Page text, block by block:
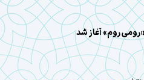
روم» آغاز شد